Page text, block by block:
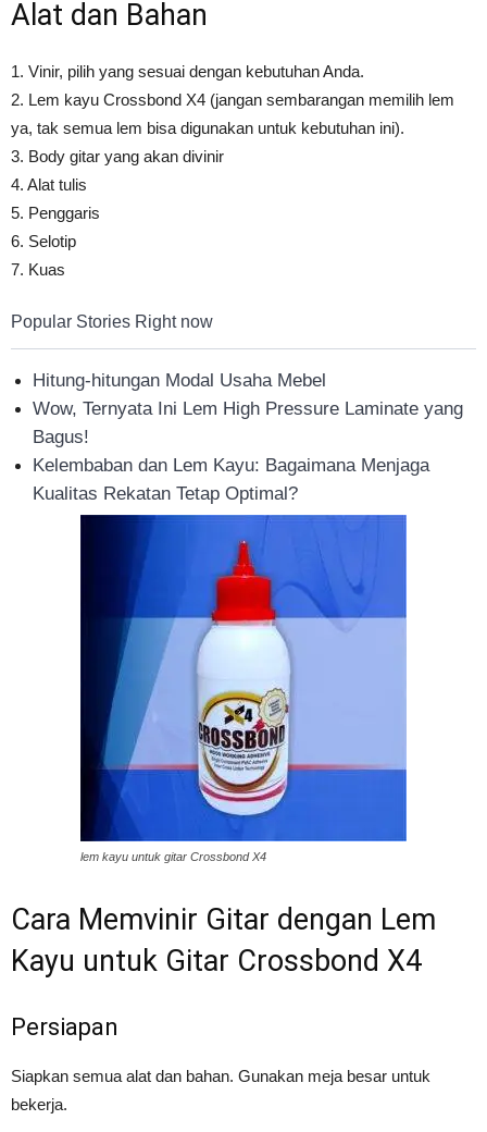
Alat dan Bahan
1. Vinir, pilih yang sesuai dengan kebutuhan Anda.
2. Lem kayu Crossbond X4 (jangan sembarangan memilih lem
ya, tak semua lem bisa digunakan untuk kebutuhan ini).
3. Body gitar yang akan divinir
4. Alat tulis
5. Penggaris
6. Selotip
7. Kuas
Popular Stories Right now
Hitung-hitungan Modal Usaha Mebel
Wow, Ternyata Ini Lem High Pressure Laminate yang
Bagus!
Kelembaban dan Lem Kayu: Bagaimana Menjaga
Kualitas Rekatan Tetap Optimal?
lem kayu untuk gitar Crossbond X4
Cara Memvinir Gitar dengan Lem
Kayu untuk Gitar Crossbond X4
Persiapan
Siapkan semua alat dan bahan. Gunakan meja besar untuk
bekerja.